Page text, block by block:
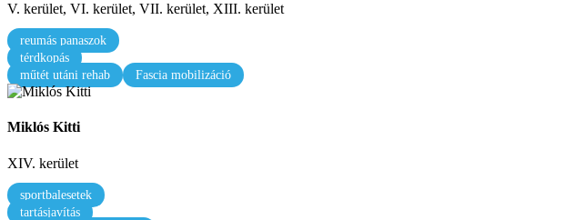
V. kerület, VI. kerület, VII. kerület, XIII. kerület
reumás panaszok
térdkopás
műtét utáni rehab
Fascia mobilizáció
Miklós Kitti
XIV. kerület
sportbalesetek
tartásjavítás